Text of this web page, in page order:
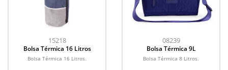
15218
Bolsa Térmica 16 Litros
Bolsa Térmica 16 Litros.
08239
Bolsa Térmica 9L
Bolsa Térmica 8 Litros.